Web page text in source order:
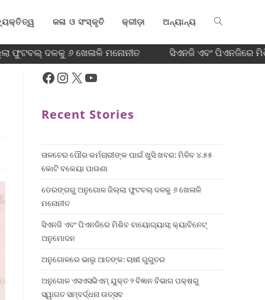
କଳା ଓ ସଂସ୍କୃତି କ୍ରୀଡ଼ା ଅନ୍ୟାନ୍ୟ
ଦଳକୁ ୬ ଖେଳାଳି ମନୋନୀତ ସିଏନଜି ଏବଂ ପିଏନଜିରେ
Recent Stories
ତାଳଚେର ପୌର କର୍ମଚାରୀଙ୍କ ପାଇଁ ଖୁସି ଖବର: ମିଳିବ ୪.୫୫
କୋଟି ବକେୟା ପାଉଣା
ଡେରଙ୍ଗରୁ ଅନୁଗୋଳ ଜିଲ୍ଲା ଫୁଟବଲ୍ ଦଳକୁ ୬ ଖେଳାଳି
ମନୋନୀତ
ସିଏନଜି ଏବଂ ପିଏନଜିରେ ମିଶିବ ବାୟୋଗ୍ୟାସ୍: କ୍ୟାବିନେଟ୍
ଅନୁମୋଦନ
ଅନୁଗୋଳରେ ଭାଲୁ ଆତଙ୍କ: ଚାଷୀ ଗୁରୁତର
ଅନୁଗୋଳ ଏସଏସଭିଏମ୍ ଯୁକ୍ତ ୨ ବିଜ୍ଞାନ ବିଭାଗ ପକ୍ଷରୁ
ସ୍ୱାଗତ ସମ୍ବର୍ଦ୍ଧନା ଉତ୍ସବ